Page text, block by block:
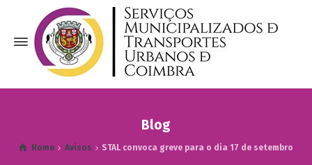
Blog
Home Avisos STAL convoca greve para o dia 17 de setembro